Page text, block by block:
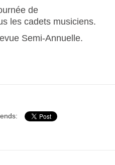
de
les cadets musiciens.
Semi-Annuelle.